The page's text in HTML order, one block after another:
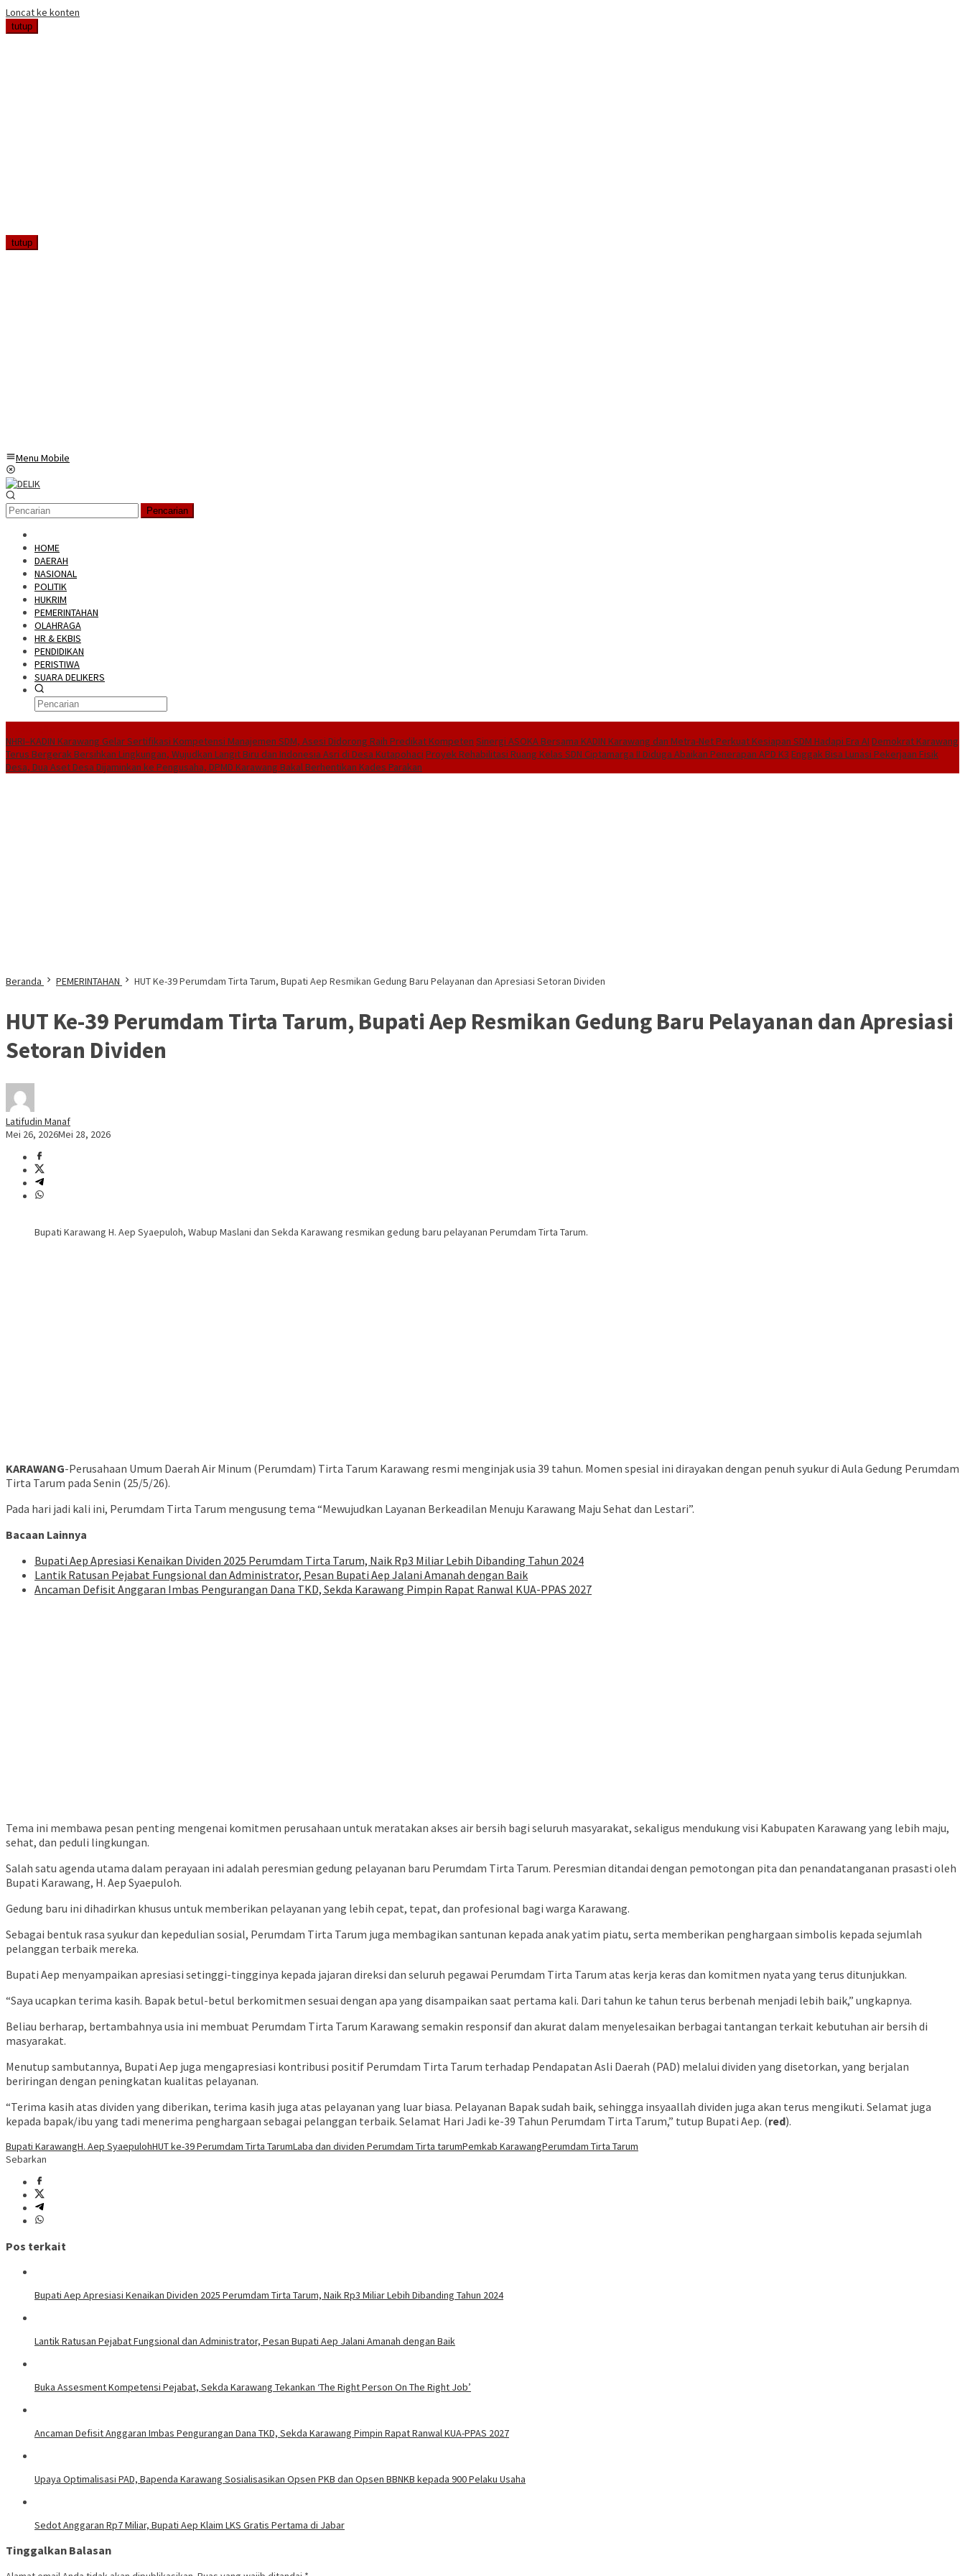
Loncat ke konten
tutup
tutup
Menu Mobile
Pencarian
HOME
DAERAH
NASIONAL
POLITIK
HUKRIM
PEMERINTAHAN
OLAHRAGA
HR & EKBIS
PENDIDIKAN
PERISTIWA
SUARA DELIKERS
NHRI–KADIN Karawang Gelar Sertifikasi Kompetensi Manajemen SDM, Asesi Didorong Raih Predikat Kompeten Sinergi ASOKA Bersama KADIN Karawang dan Metra-Net Perkuat Kesiapan SDM Hadapi Era AI Demokrat Karawang
Terus Bergerak Bersihkan Lingkungan, Wujudkan Langit Biru dan Indonesia Asri di Desa Kutapohaci Proyek Rehabilitasi Ruang Kelas SDN Ciptamarga II Diduga Abaikan Penerapan APD K3 Enggak Bisa Lunasi Pekerjaan Fisik
Desa, Dua Aset Desa Dijaminkan ke Pengusaha, DPMD Karawang Bakal Berhentikan Kades Parakan
Beranda PEMERINTAHAN HUT Ke-39 Perumdam Tirta Tarum, Bupati Aep Resmikan Gedung Baru Pelayanan dan Apresiasi Setoran Dividen
HUT Ke-39 Perumdam Tirta Tarum, Bupati Aep Resmikan Gedung Baru Pelayanan dan Apresiasi
Setoran Dividen
Latifudin Manaf
Mei 26, 2026Mei 28, 2026
Bupati Karawang H. Aep Syaepuloh, Wabup Maslani dan Sekda Karawang resmikan gedung baru pelayanan Perumdam Tirta Tarum.
KARAWANG-Perusahaan Umum Daerah Air Minum (Perumdam) Tirta Tarum Karawang resmi menginjak usia 39 tahun. Momen spesial ini dirayakan dengan penuh syukur di Aula Gedung Perumdam
Tirta Tarum pada Senin (25/5/26).
Pada hari jadi kali ini, Perumdam Tirta Tarum mengusung tema “Mewujudkan Layanan Berkeadilan Menuju Karawang Maju Sehat dan Lestari”.
Bacaan Lainnya
Bupati Aep Apresiasi Kenaikan Dividen 2025 Perumdam Tirta Tarum, Naik Rp3 Miliar Lebih Dibanding Tahun 2024
Lantik Ratusan Pejabat Fungsional dan Administrator, Pesan Bupati Aep Jalani Amanah dengan Baik
Ancaman Defisit Anggaran Imbas Pengurangan Dana TKD, Sekda Karawang Pimpin Rapat Ranwal KUA-PPAS 2027
Tema ini membawa pesan penting mengenai komitmen perusahaan untuk meratakan akses air bersih bagi seluruh masyarakat, sekaligus mendukung visi Kabupaten Karawang yang lebih maju,
sehat, dan peduli lingkungan.
Salah satu agenda utama dalam perayaan ini adalah peresmian gedung pelayanan baru Perumdam Tirta Tarum. Peresmian ditandai dengan pemotongan pita dan penandatanganan prasasti oleh
Bupati Karawang, H. Aep Syaepuloh.
Gedung baru ini dihadirkan khusus untuk memberikan pelayanan yang lebih cepat, tepat, dan profesional bagi warga Karawang.
Sebagai bentuk rasa syukur dan kepedulian sosial, Perumdam Tirta Tarum juga membagikan santunan kepada anak yatim piatu, serta memberikan penghargaan simbolis kepada sejumlah
pelanggan terbaik mereka.
Bupati Aep menyampaikan apresiasi setinggi-tingginya kepada jajaran direksi dan seluruh pegawai Perumdam Tirta Tarum atas kerja keras dan komitmen nyata yang terus ditunjukkan.
“Saya ucapkan terima kasih. Bapak betul-betul berkomitmen sesuai dengan apa yang disampaikan saat pertama kali. Dari tahun ke tahun terus berbenah menjadi lebih baik,” ungkapnya.
Beliau berharap, bertambahnya usia ini membuat Perumdam Tirta Tarum Karawang semakin responsif dan akurat dalam menyelesaikan berbagai tantangan terkait kebutuhan air bersih di
masyarakat.
Menutup sambutannya, Bupati Aep juga mengapresiasi kontribusi positif Perumdam Tirta Tarum terhadap Pendapatan Asli Daerah (PAD) melalui dividen yang disetorkan, yang berjalan
beriringan dengan peningkatan kualitas pelayanan.
“Terima kasih atas dividen yang diberikan, terima kasih juga atas pelayanan yang luar biasa. Pelayanan Bapak sudah baik, sehingga insyaallah dividen juga akan terus mengikuti. Selamat juga
kepada bapak/ibu yang tadi menerima penghargaan sebagai pelanggan terbaik. Selamat Hari Jadi ke-39 Tahun Perumdam Tirta Tarum,” tutup Bupati Aep. (red).
Bupati KarawangH. Aep SyaepulohHUT ke-39 Perumdam Tirta TarumLaba dan dividen Perumdam Tirta tarumPemkab KarawangPerumdam Tirta Tarum
Sebarkan
Pos terkait
Bupati Aep Apresiasi Kenaikan Dividen 2025 Perumdam Tirta Tarum, Naik Rp3 Miliar Lebih Dibanding Tahun 2024
Lantik Ratusan Pejabat Fungsional dan Administrator, Pesan Bupati Aep Jalani Amanah dengan Baik
Buka Assesment Kompetensi Pejabat, Sekda Karawang Tekankan ‘The Right Person On The Right Job’
Ancaman Defisit Anggaran Imbas Pengurangan Dana TKD, Sekda Karawang Pimpin Rapat Ranwal KUA-PPAS 2027
Upaya Optimalisasi PAD, Bapenda Karawang Sosialisasikan Opsen PKB dan Opsen BBNKB kepada 900 Pelaku Usaha
Sedot Anggaran Rp7 Miliar, Bupati Aep Klaim LKS Gratis Pertama di Jabar
Tinggalkan Balasan